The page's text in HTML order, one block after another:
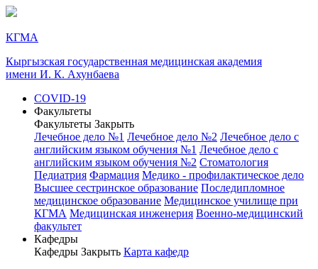
КГМА
Кыргызская государственная медицинская академия
имени И. К. Ахунбаева
COVID-19
Факультеты
Факультеты Закрыть
Лечебное дело №1 Лечебное дело №2 Лечебное дело с
английским языком обучения №1 Лечебное дело с
английским языком обучения №2 Стоматология
Педиатрия Фармация Медико - профилактическое дело
Высшее сестринское образование Последипломное
медицинское образование Медицинское училище при
КГМА Медицинская инженерия Военно-медицинский
факультет
Кафедры
Кафедры Закрыть Карта кафедр